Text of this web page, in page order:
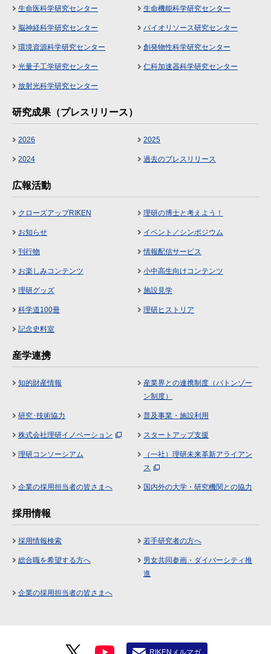
生命医科学研究センター 生命機能科学研究センター
脳神経科学研究センター バイオリソース研究センター
環境資源科学研究センター 創発物性科学研究センター
光量子工学研究センター 仁科加速器科学研究センター
放射光科学研究センター
研究成果（プレスリリース）
2026 2025
2024 過去のプレスリリース
広報活動
クローズアップRIKEN 理研の博士と考えよう！
お知らせ イベント／シンポジウム
刊行物 情報配信サービス
お楽しみコンテンツ 小中高生向けコンテンツ
理研グッズ 施設見学
科学道100冊 理研ヒストリア
記念史料室
産学連携
知的財産情報
産業界との連携制度（バトンゾー
ン制度）
研究･技術協力 普及事業・施設利用
株式会社理研イノベーション スタートアップ支援
理研コンソーシアム
（一社）理研未来革新アライアン
ス
企業の採用担当者の皆さまへ 国内外の大学・研究機関との協力
採用情報
採用情報検索 若手研究者の方へ
総合職を希望する方へ
男女共同参画・ダイバーシティ推
進
企業の採用担当者の皆さまへ
RIKENメルマガ